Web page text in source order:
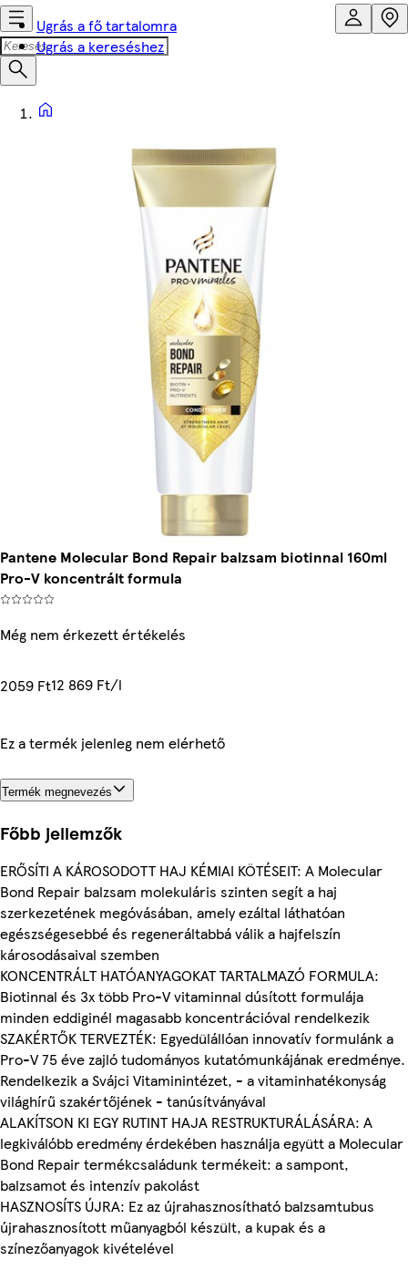
Ugrás a fő tartalomra
Ugrás a kereséshez
Pantene Molecular Bond Repair balzsam biotinnal 160ml
Pro-V koncentrált formula
Még nem érkezett értékelés
2059 Ft12 869 Ft/l
Ez a termék jelenleg nem elérhető
Termék megnevezés
Főbb jellemzők
ERŐSÍTI A KÁROSODOTT HAJ KÉMIAI KÖTÉSEIT: A Molecular
Bond Repair balzsam molekuláris szinten segít a haj
szerkezetének megóvásában, amely ezáltal láthatóan
egészségesebbé és regeneráltabbá válik a hajfelszín
károsodásaival szemben
KONCENTRÁLT HATÓANYAGOKAT TARTALMAZÓ FORMULA:
Biotinnal és 3x több Pro-V vitaminnal dúsított formulája
minden eddiginél magasabb koncentrációval rendelkezik
SZAKÉRTŐK TERVEZTÉK: Egyedülállóan innovatív formulánk a
Pro-V 75 éve zajló tudományos kutatómunkájának eredménye.
Rendelkezik a Svájci Vitaminintézet, - a vitaminhatékonyság
világhírű szakértőjének - tanúsítványával
ALAKÍTSON KI EGY RUTINT HAJA RESTRUKTURÁLÁSÁRA: A
legkiválóbb eredmény érdekében használja együtt a Molecular
Bond Repair termékcsaládunk termékeit: a sampont,
balzsamot és intenzív pakolást
HASZNOSÍTS ÚJRA: Ez az újrahasznosítható balzsamtubus
újrahasznosított műanyagból készült, a kupak és a
színezőanyagok kivételével